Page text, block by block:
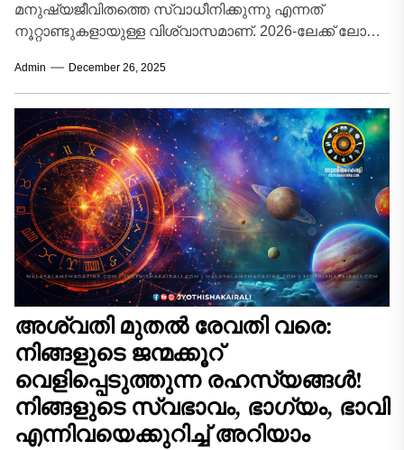
മനുഷ്യജീവിതത്തെ സ്വാധീനിക്കുന്നു എന്നത്
നൂറ്റാണ്ടുകളായുള്ള വിശ്വാസമാണ്. 2026-ലേക്ക് ലോകം
ശുഭസൂചനകൾ ചിലർക്ക് ഭാഗ്യത്തിന്റെ വാതിലുകൾ
തുറക്കുമെന്നാണ് ജ്യോതിഷം പ്രവചിക്കുന്നത്....
Admin December 26, 2025
അശ്വതി മുതൽ രേവതി വരെ:
നിങ്ങളുടെ ജന്മക്കൂറ്
വെളിപ്പെടുത്തുന്ന രഹസ്യങ്ങൾ!
നിങ്ങളുടെ സ്വഭാവം, ഭാഗ്യം, ഭാവി
എന്നിവയെക്കുറിച്ച് അറിയാം